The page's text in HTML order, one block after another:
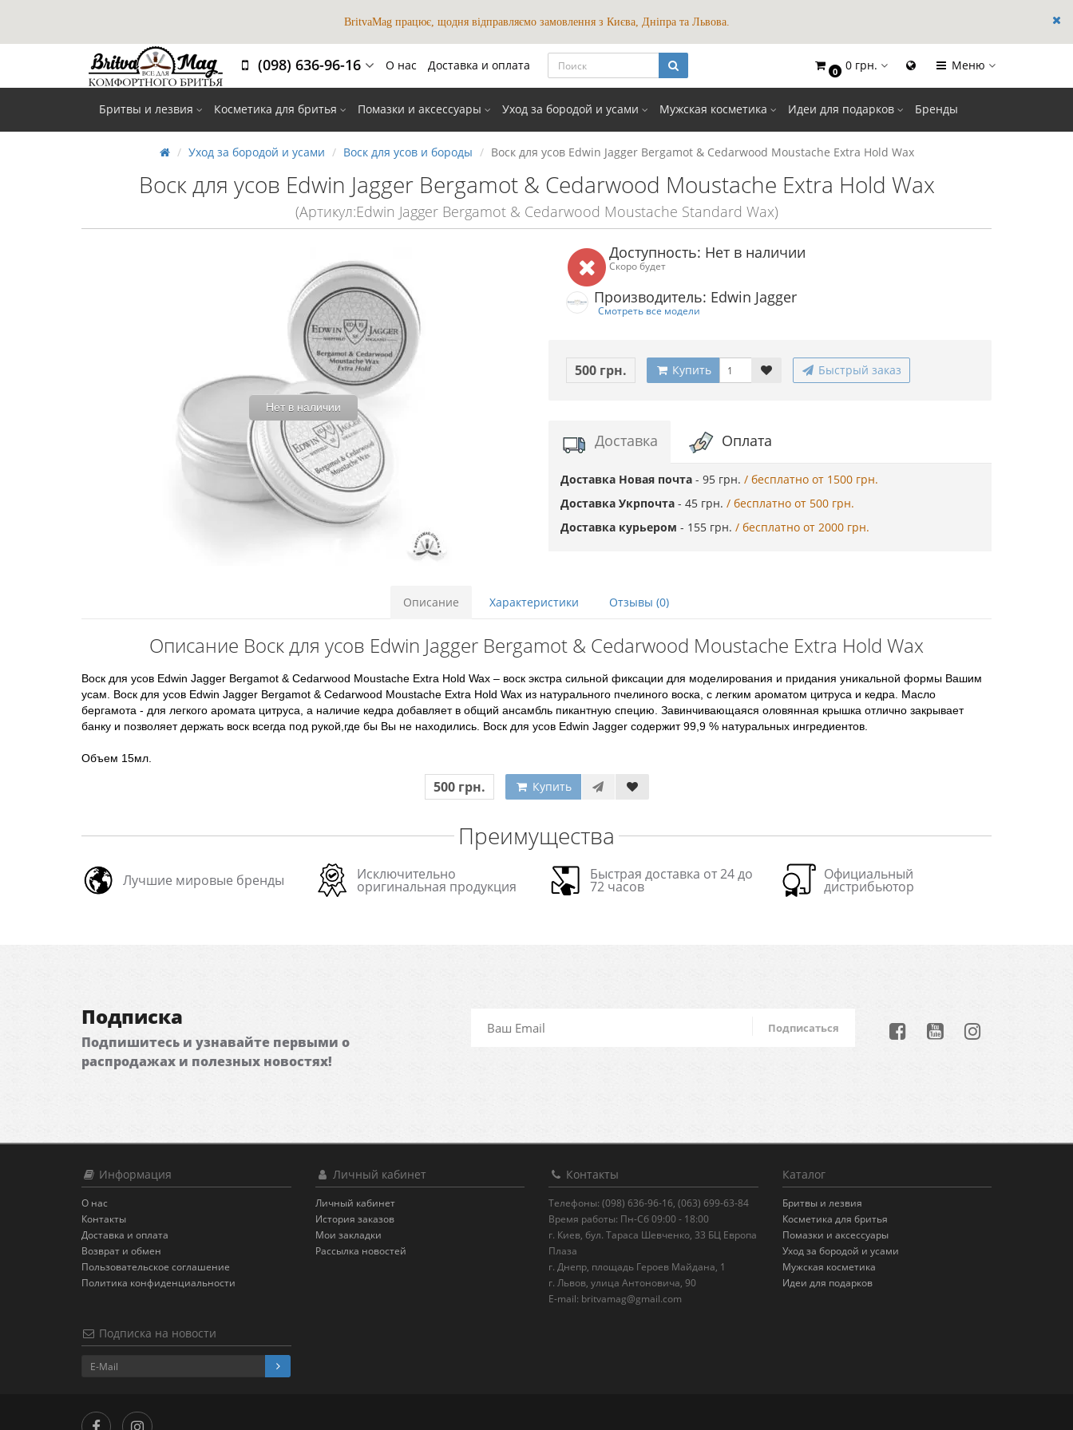
BritvaMag працює, щодня відправляємо замовлення з Києва, Дніпра та Львова.
(098) 636-96-16 О нас Доставка и оплата 0 0 грн. Меню
Бритвы и лезвия Косметика для бритья Помазки и аксессуары Уход за бородой и усами Мужская косметика Идеи для подарков Бренды
Уход за бородой и усами Воск для усов и бороды Воск для усов Edwin Jagger Bergamot & Cedarwood Moustache Extra Hold Wax
Вибір мови
UKR RUS
закрыть
Воск для усов Edwin Jagger Bergamot & Cedarwood Moustache Extra Hold Wax
(Артикул:Edwin Jagger Bergamot & Cedarwood Moustache Standard Wax)
Нет в наличии
Доступность: Нет в наличии
Скоро будет
Производитель: Edwin Jagger
Смотреть все модели
500 грн. Купить Быстрый заказ
Доставка Оплата
Доставка Новая почта - 95 грн. / бесплатно от 1500 грн.
Доставка Укрпочта - 45 грн. / бесплатно от 500 грн.
Доставка курьером - 155 грн. / бесплатно от 2000 грн.
Описание Характеристики Отзывы (0)
Описание Воск для усов Edwin Jagger Bergamot & Cedarwood Moustache Extra Hold Wax
Воск для усов Edwin Jagger Bergamot & Cedarwood Moustache Extra Hold Wax – воск экстра сильной фиксации для моделирования и придания уникальной формы Вашим
усам. Воск для усов Edwin Jagger Bergamot & Cedarwood Moustache Extra Hold Wax из натурального пчелиного воска, с легким ароматом цитруса и кедра. Масло
бергамота - для легкого аромата цитруса, а наличие кедра добавляет в общий ансамбль пикантную специю. Завинчивающаяся оловянная крышка отлично закрывает
банку и позволяет держать воск всегда под рукой,где бы Вы не находились. Воск для усов Edwin Jagger содержит 99,9 % натуральных ингредиентов.
Объем 15мл.
500 грн. Купить
Преимущества
Лучшие мировые бренды Исключительно
оригинальная продукция
Быстрая доставка от 24 до
72 часов
Официальный
дистрибьютор
Подписка
Подпишитесь и узнавайте первыми о
распродажах и полезных новостях!
Подписаться
Информация
О нас
Контакты
Доставка и оплата
Возврат и обмен
Пользовательское соглашение
Политика конфиденциальности
Личный кабинет
Личный кабинет
История заказов
Мои закладки
Рассылка новостей
Контакты
Телефоны: (098) 636-96-16, (063) 699-63-84
Время работы: Пн-Сб 09:00 - 18:00
г. Киев, бул. Тараса Шевченко, 33 БЦ Европа
Плаза
г. Днепр, площадь Героев Майдана, 1
г. Львов, улица Антоновича, 90
E-mail: britvamag@gmail.com
Каталог
Бритвы и лезвия
Косметика для бритья
Помазки и аксессуары
Уход за бородой и усами
Мужская косметика
Идеи для подарков
Подписка на новости